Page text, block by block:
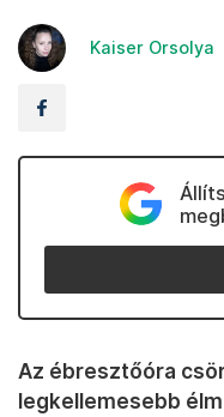
Kaiser Orsolya
Az ébresztőóra
legkellemesebb